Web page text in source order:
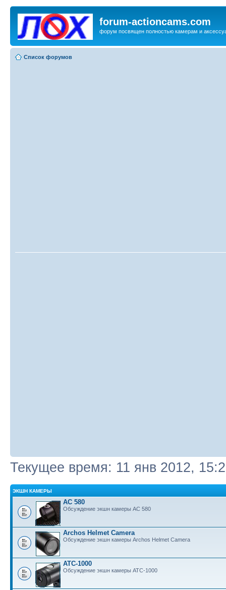
forum-actioncams.com
форум посвящен полностью камерам и
Список форумов
Текущее время: 11 янв 2012,
ЭКШН КАМЕРЫ
AC 580
Обсуждение экшн камеры AC 580
Archos Helmet Camera
Обсуждение экшн камеры Archos Helmet Camera
ATC-1000
Обсуждение экшн камеры ATC-1000